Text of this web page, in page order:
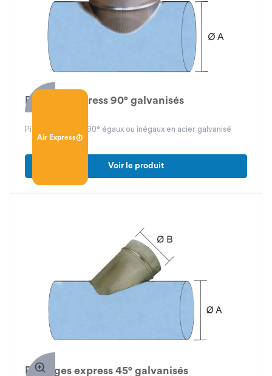
Air Express
Piquage express 90° galvanisés
Piquage express 90° égaux ou inégaux en acier galvanisé
Voir le produit
Piquages express 45° galvanisés